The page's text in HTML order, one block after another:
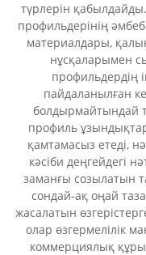
түрлерін
профильдерінің
материалдары,
нұсқаларымен
профильдердің
пайдаланылған
болдырмайтындай
профиль
қамтамасыз етеді,
кәсіби деңгейдегі
заманғы созылатын
сондай-ақ оңай
жасалатын
олар өзгермелілік
коммерциялық